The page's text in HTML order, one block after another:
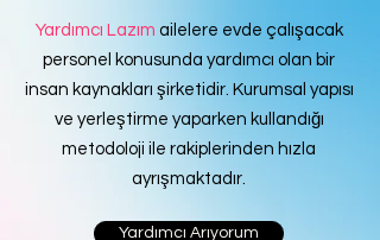
Yardımcı Lazım ailelere evde çalışacak
personel konusunda yardımcı olan bir
insan kaynakları şirketidir. Kurumsal yapısı
ve yerleştirme yaparken kullandığı
metodoloji ile rakiplerinden hızla
ayrışmaktadır.
Yardımcı Arıyorum